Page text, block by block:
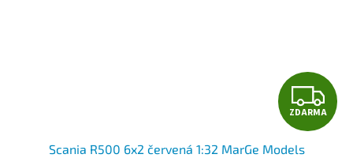
Z
D
ZDARMA
Scania R500 6x2 červená 1:32 MarGe Models